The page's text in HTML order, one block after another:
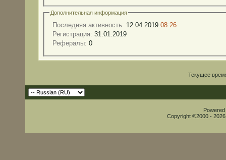
Дополнительная информация
Последняя активность: 12.04.2019 08:26
Регистрация: 31.01.2019
Рефералы: 0
Текущее
Copyright ©2000 -